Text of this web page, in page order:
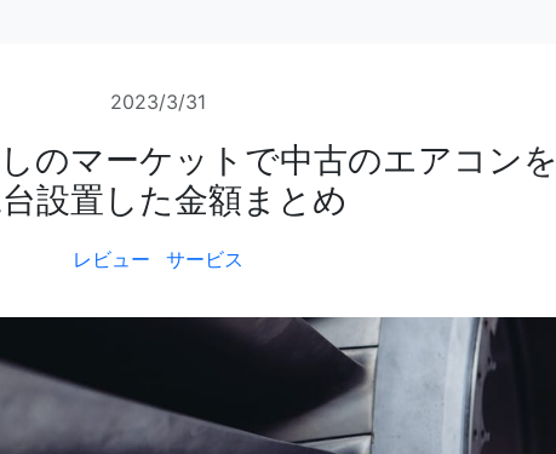
2023/3/31
しのマーケットで中古のエアコンを
設置した金額まとめ
レビュー サービス